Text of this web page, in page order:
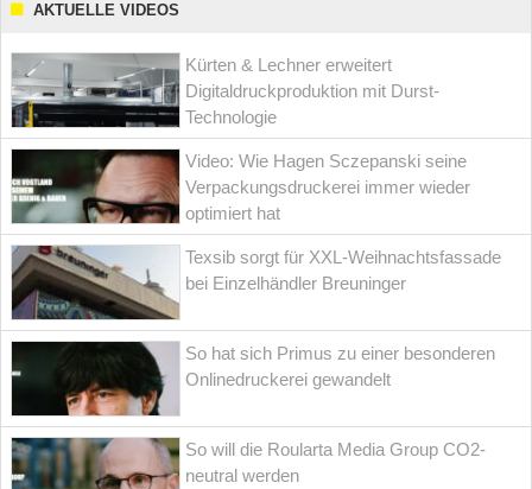
AKTUELLE VIDEOS
Kürten & Lechner erweitert
Digitaldruckproduktion mit Durst-
Technologie
Video: Wie Hagen Sczepanski seine
Verpackungsdruckerei immer wieder
optimiert hat
Texsib sorgt für XXL-Weihnachtsfassade
bei Einzelhändler Breuninger
So hat sich Primus zu einer besonderen
Onlinedruckerei gewandelt
So will die Roularta Media Group CO2-
neutral werden